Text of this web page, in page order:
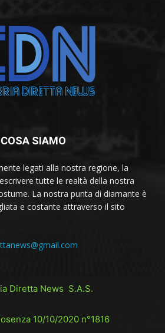
COSA SIAMO
legati alla nostra regione, la
tutte le realtà della nostra
La nostra punta di diamante è
e costante attraverso il sito
Diretta News S.A.S.
10/10/2020 n°1816